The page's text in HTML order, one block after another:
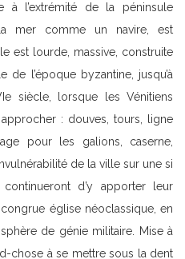
à l’extrémité de la péninsule
mer comme un navire, est
est lourde, massive, construite
de l’époque byzantine, jusqu’à
siècle, lorsque les Vénitiens
: douves, tours, ligne
pour les galions, caserne,
de la ville sur une si
d’y apporter leur
église néoclassique, en
de génie militaire. Mise à
chose à se mettre sous la dent